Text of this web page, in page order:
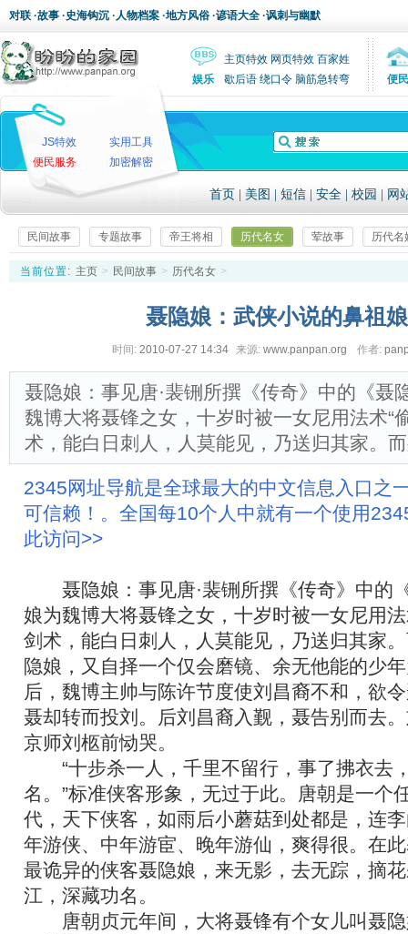
对联 ·故事 ·史海钩沉 ·人物档案 ·地方风俗 ·谚语大全 ·讽刺与幽默
主页特效 网页特效 百家姓
娱乐
歇后语 绕口令 脑筋急转弯 便民
JS特效
实用工具
便民服务
加密解密
首页 美图 短信 安全 校园 网
民间故事 专题故事 帝王将相 历代名女 荤故事 历代名
当前位置: 主页 > 民间故事 > 历代名女 >
聂隐娘：武侠小说的鼻祖
时间: 2010-07-27 14:34 来源: www.panpan.org 作者:
聂隐娘：事见唐·裴铏所撰《传奇》中的《聂
魏博大将聂锋之女，十岁时被一女尼用法术“
术，能白日刺人，人莫能见，乃送归其家。
2345网址导航是全球最大的中文信息入口之
可信赖！。全国每10个人中就有一个使用
此访问>>
聂隐娘：事见唐·裴铏所撰《传奇》中的
娘为魏博大将聂锋之女，十岁时被一女尼用法
剑术，能白日刺人，人莫能见，乃送归其家
隐娘，又自择一个仅会磨镜、余无他能的少
后，魏博主帅与陈许节度使刘昌裔不和，欲
聂却转而投刘。后刘昌裔入觐，聂告别而去
京师刘柩前恸哭。
“十步杀一人，千里不留行，事了拂衣去
名。”标准侠客形象，无过于此。唐朝是一个
代，天下侠客，如雨后小蘑菇到处都是，连
年游侠、中年游宦、晚年游仙，爽得很。在
最诡异的侠客聂隐娘，来无影，去无踪，摘
江，深藏功名。
唐朝贞元年间，大将聂锋有个女儿叫聂隐